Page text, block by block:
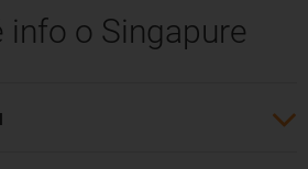
preložiť ako levie mesto. Jeho
zaviedlo mýto pri vjazde do
info o Singapure